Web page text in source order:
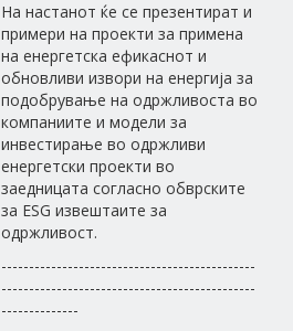
На настанот ќе се презентират и
примери на проекти за примена
на енергетска ефикаснот и
обновливи извори на енергија за
подобрување на одржливоста во
компаниите и модели за
инвестирање во одржливи
енергетски проекти во
заедницата согласно обврските
за ESG извештаите за
одржливост.
----------------------------------------------
----------------------------------------------
--------------